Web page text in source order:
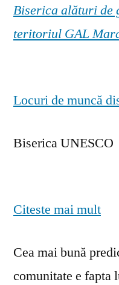
Biserica alături de
teritoriul GAL
Locuri de muncă
Biserica UNESCO
Citeste mai mult
Cea mai bună
comunitate e fapta